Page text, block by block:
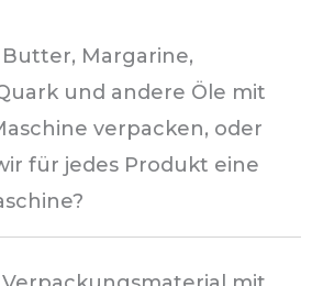
Margarine,
und andere Öle mit
verpacken, oder
für jedes Produkt eine